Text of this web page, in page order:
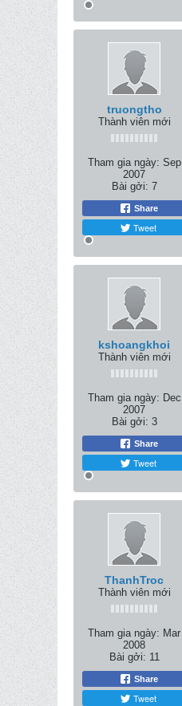
truongtho
Thành viên mới
Tham gia ngày: Sep
2007
Bài gởi: 7
Share
Tweet
kshoangkhoi
Thành viên mới
Tham gia ngày: Dec
2007
Bài gởi: 3
Share
Tweet
ThanhTroc
Thành viên mới
Tham gia ngày: Mar
2008
Bài gởi: 11
Share
Tweet